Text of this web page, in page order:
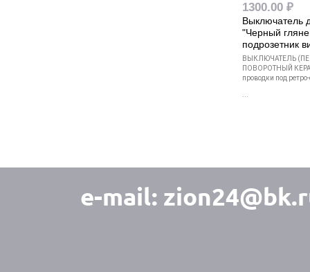
1300.00 ₽
Выключатель
"Черный
подрозетник
ВЫКЛЮЧАТЕЛЬ
ПОВОРОТНЫЙ
проводки под
...
e-mail: